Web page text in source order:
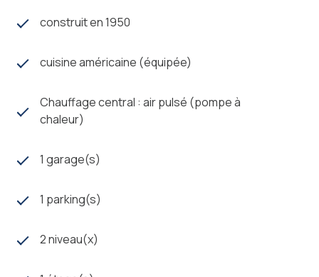
moderne, économies d'énergie et environnement
À visiter sans tarder !
Les informations sur les risques auxquels ce bien est
exposé sont disponibles sur le siteGéorisques
construit en 1950
cuisine américaine (équipée)
Chauffage central : air pulsé (pompe à
chaleur)
1 garage(s)
1 parking(s)
2 niveau(x)